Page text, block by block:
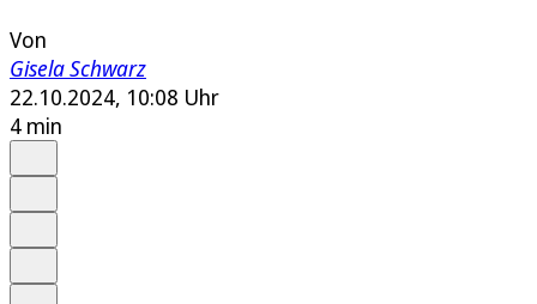
Von
Gisela Schwarz
22.10.2024, 10:08 Uhr
4 min